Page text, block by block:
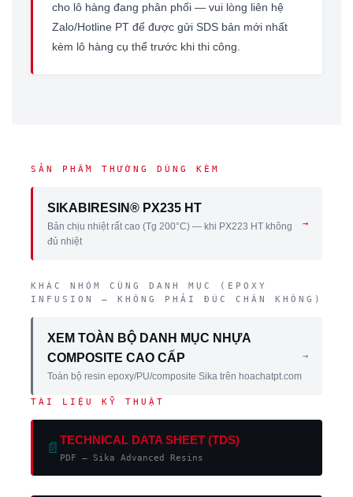
cho lô hàng đang phân phối — vui lòng liên hệ
Zalo/Hotline PT để được gửi SDS bản mới nhất
kèm lô hàng cụ thể trước khi thi công.
SẢN PHẨM THƯỜNG DÙNG KÈM
SIKABIRESIN® PX235 HT
Bản chịu nhiệt rất cao (Tg 200°C) — khi PX223 HT không
đủ nhiệt
→
KHÁC NHÓM CÙNG DANH MỤC (EPOXY
INFUSION — KHÔNG PHẢI ĐÚC CHÂN KHÔNG)
XEM TOÀN BỘ DANH MỤC NHỰA
COMPOSITE CAO CẤP
Toàn bộ resin epoxy/PU/composite Sika trên hoachatpt.com
→
TÀI LIỆU KỸ THUẬT
📄 TECHNICAL DATA SHEET (TDS)
PDF — Sika Advanced Resins